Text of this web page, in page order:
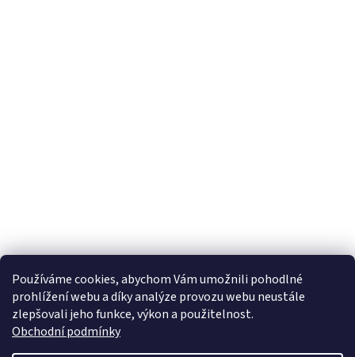
Používáme cookies, abychom Vám umožnili pohodlné
prohlížení webu a díky analýze provozu webu neustále
zlepšovali jeho funkce, výkon a použitelnost.
Obchodní podmínky